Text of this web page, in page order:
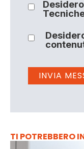
TI POTREBBERO